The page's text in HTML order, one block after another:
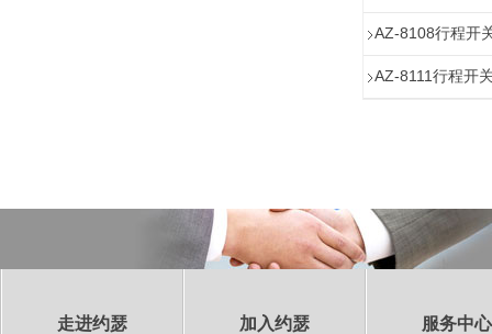
AZ-8108行程开
AZ-8111行程开
走进约瑟 加入约瑟 服务中心